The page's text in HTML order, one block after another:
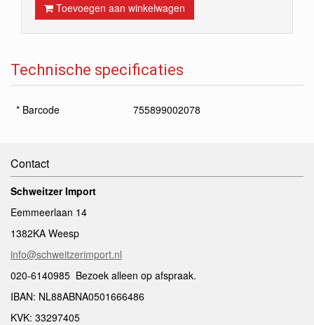
Toevoegen aan winkelwagen
Technische specificaties
* Barcode 755899002078
Contact
Schweitzer Import
Eemmeerlaan 14
1382KA Weesp
info@schweitzerimport.nl
020-6140985 Bezoek alleen op afspraak.
IBAN: NL88ABNA0501666486
KVK: 33297405